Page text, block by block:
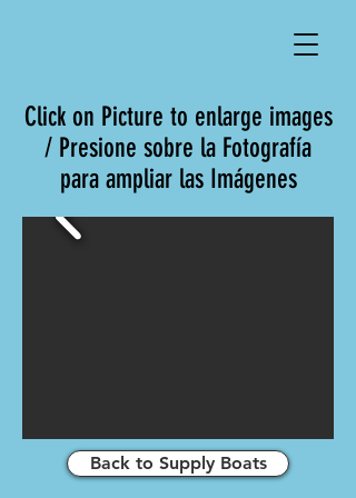
Click on Picture to enlarge images
/ Presione sobre la Fotografía
para ampliar las Imágenes
Back to Supply Boats